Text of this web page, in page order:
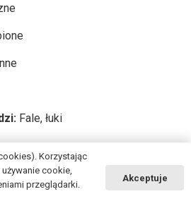
Fale, łuki
msg-granit.pl
Korzystając
cookie,
przeglądarki.
Akceptuje